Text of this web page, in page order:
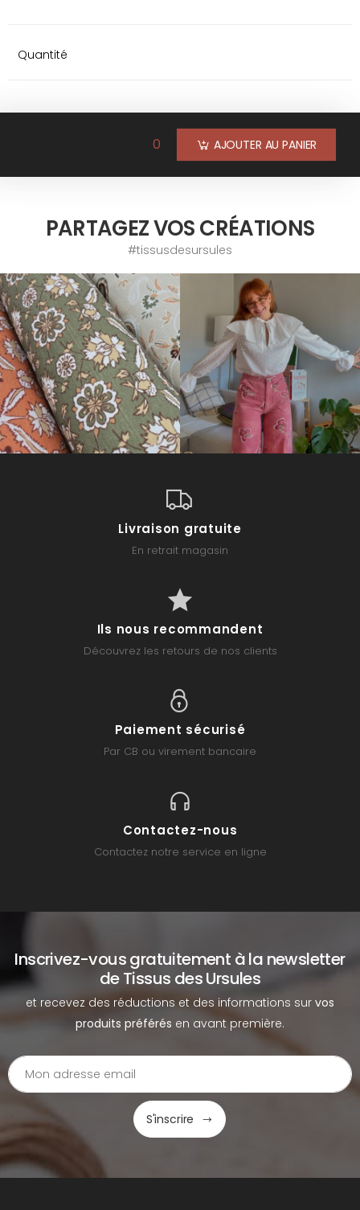
Quantité
0 AJOUTER AU PANIER
PARTAGEZ VOS CRÉATIONS
#tissusdesursules
Livraison gratuite
En retrait magasin
Ils nous recommandent
Découvrez les retours de nos clients
Paiement sécurisé
Par CB ou virement bancaire
Contactez-nous
Contactez notre service en ligne
Inscrivez-vous gratuitement à la newsletter
de Tissus des Ursules
et recevez des réductions et des informations sur vos
produits préférés en avant première.
S'inscrire